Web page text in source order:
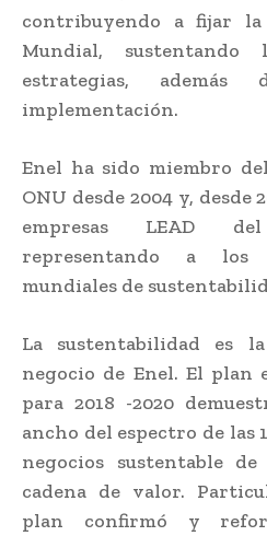
contribuyendo a fijar
Mundial,
estrategias,
implementación.
Enel ha sido miembro
ONU desde 2004 y, desde
empresas LEAD
representando a los
mundiales de
La sustentabilidad es
negocio de Enel. El plan
para 2018 -2020
ancho del espectro de las
negocios sustentable
cadena de valor.
plan confirmó y